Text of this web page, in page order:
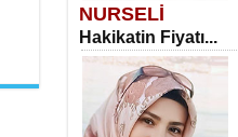
NURSELİ
Hakikatin Fiyatı...